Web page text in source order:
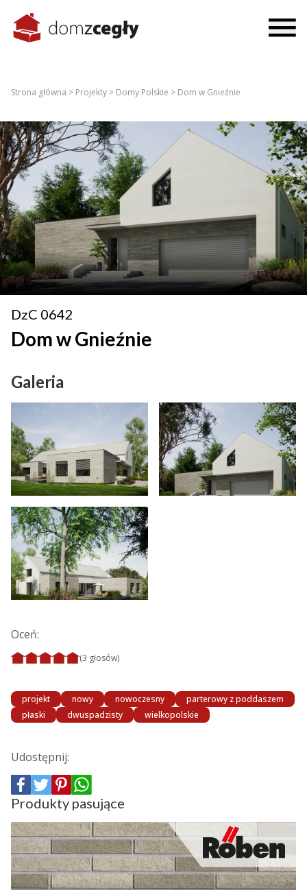
Strona główna > Projekty > Domy Polskie > Dom w Gnieźnie
DzC 0642
Dom w Gnieźnie
Galeria
Oceń:
(3 głosów)
projekt nowy nowoczesny
parterowy z poddaszem
płaski
dwuspadzisty wielkopolskie
Udostępnij:
Produkty pasujące